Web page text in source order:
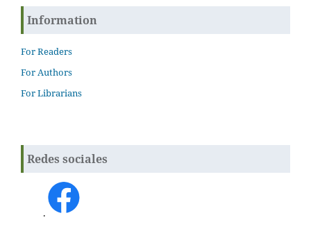
Information
For Readers
For Authors
For Librarians
Redes sociales
.